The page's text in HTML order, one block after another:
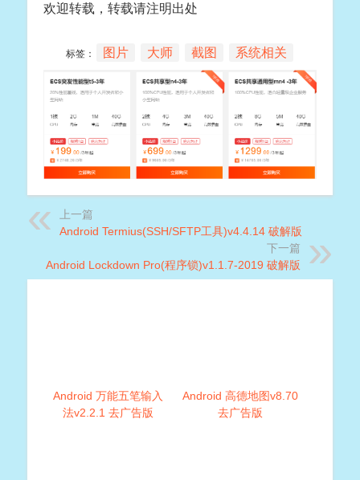
欢迎转载，转载请注明出处
标签： 图片 大师 截图 系统相关
上一篇
Android Termius(SSH/SFTP工具)v4.4.14 破解版
下一篇
Android Lockdown Pro(程序锁)v1.1.7-2019 破解版
Android 万能五笔输入
法v2.2.1 去广告版
Android 高德地图v8.70
去广告版